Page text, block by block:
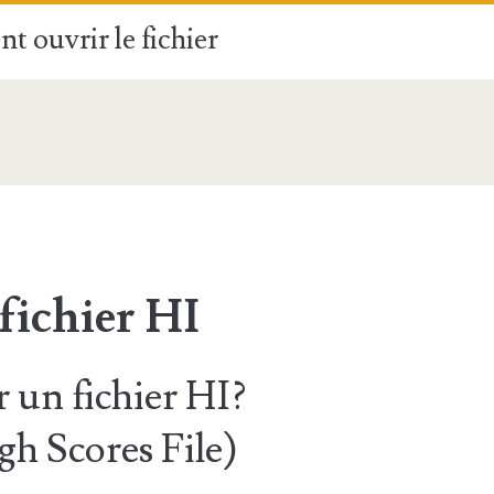
ouvrir le fichier
HI
un fichier HI?
Scores File)